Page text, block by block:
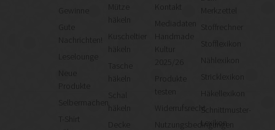
Gute
Nachrichten!
Leselounge
Neue
Produkte
Selbermachen
T-Shirt
Mütze
häkeln
Kuscheltier
Tasche
häkeln
Kontakt
Mediadaten
Kultur
2025/26
Produkte
testen
Widerrufsrecht
Nutzungsbedingungen
Merkzettel
Stoffrechner
Stofflexikon
Nählexikon
Stricklexikon
Häkellexikon
Schnittmuster-
Lexikon